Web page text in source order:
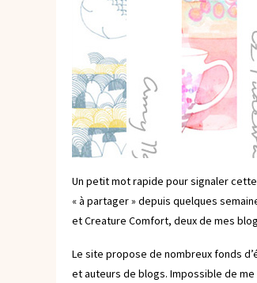
Un petit mot rapide pour signaler
« à partager » depuis quelques
etCreature Comfort, deux de mes
Le site propose de nombreux fonds
et auteurs de blogs. Impossible de